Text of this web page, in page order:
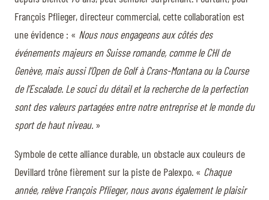
François Pflieger, directeur commercial, cette collaboration est
une évidence : « Nous nous engageons aux côtés des
événements majeurs en Suisse romande, comme le CHI de
Genève, mais aussi l’Open de Golf à Crans-Montana ou la Course
de l’Escalade. Le souci du détail et la recherche de la perfection
sont des valeurs partagées entre notre entreprise et le monde du
sport de haut niveau. »
Symbole de cette alliance durable, un obstacle aux couleurs de
Devillard trône fièrement sur la piste de Palexpo. « Chaque
année, relève François Pflieger, nous avons également le plaisir